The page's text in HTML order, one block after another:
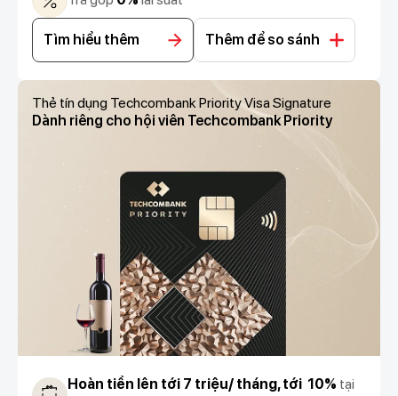
Tìm hiểu thêm Thêm để so sánh
Thẻ tín dụng Techcombank Priority Visa Signature
Dành riêng cho hội viên Techcombank Priority
Hoàn tiền lên tới 7 triệu/ tháng, tới 10% tại